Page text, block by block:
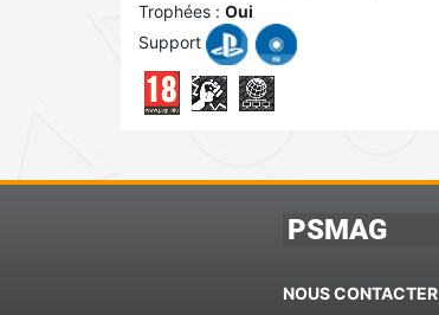
Trophées : Oui
Support
PSMAG
NOUS CONTACTER